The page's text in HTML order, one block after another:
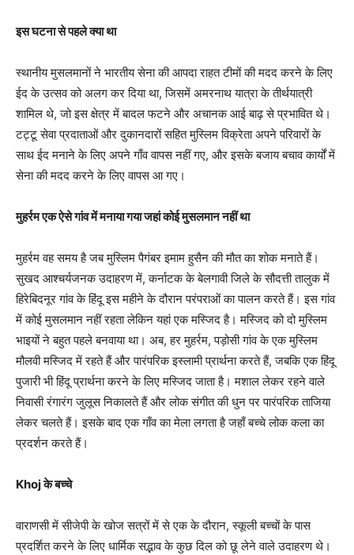
इस घटना से पहले क्या था
स्थानीय मुसलमानों ने भारतीय सेना की आपदा राहत टीमों की मदद करने के लिए
ईद के उत्सव को अलग कर दिया था, जिसमें अमरनाथ यात्रा के तीर्थयात्री
शामिल थे, जो इस क्षेत्र में बादल फटने और अचानक आई बाढ़ से प्रभावित थे।
टट्टू सेवा प्रदाताओं और दुकानदारों सहित मुस्लिम विक्रेता अपने परिवारों के
साथ ईद मनाने के लिए अपने गाँव वापस नहीं गए, और इसके बजाय बचाव कार्यों में
सेना की मदद करने के लिए वापस आ गए।
मुहर्रम एक ऐसे गांव में मनाया गया जहां कोई मुसलमान नहीं था
मुहर्रम वह समय है जब मुस्लिम पैगंबर इमाम हुसैन की मौत का शोक मनाते हैं।
सुखद आश्चर्यजनक उदाहरण में, कर्नाटक के बेलगावी जिले के सौदत्ती तालुक में
हिरेबिदनूर गांव के हिंदू इस महीने के दौरान परंपराओं का पालन करते हैं। इस गांव
में कोई मुसलमान नहीं रहता लेकिन यहां एक मस्जिद है। मस्जिद को दो मुस्लिम
भाइयों ने बहुत पहले बनवाया था। अब, हर मुहर्रम, पड़ोसी गांव के एक मुस्लिम
मौलवी मस्जिद में रहते हैं और पारंपरिक इस्लामी प्रार्थना करते हैं, जबकि एक हिंदू
पुजारी भी हिंदू प्रार्थना करने के लिए मस्जिद जाता है। मशाल लेकर रहने वाले
निवासी रंगारंग जुलूस निकालते हैं और लोक संगीत की धुन पर पारंपरिक ताजिया
लेकर चलते हैं। इसके बाद एक गाँव का मेला लगता है जहाँ बच्चे लोक कला का
प्रदर्शन करते हैं।
Khoj के बच्चे
वाराणसी में सीजेपी के खोज सत्रों में से एक के दौरान, स्कूली बच्चों के पास
प्रदर्शित करने के लिए धार्मिक सद्भाव के कुछ दिल को छू लेने वाले उदाहरण थे।